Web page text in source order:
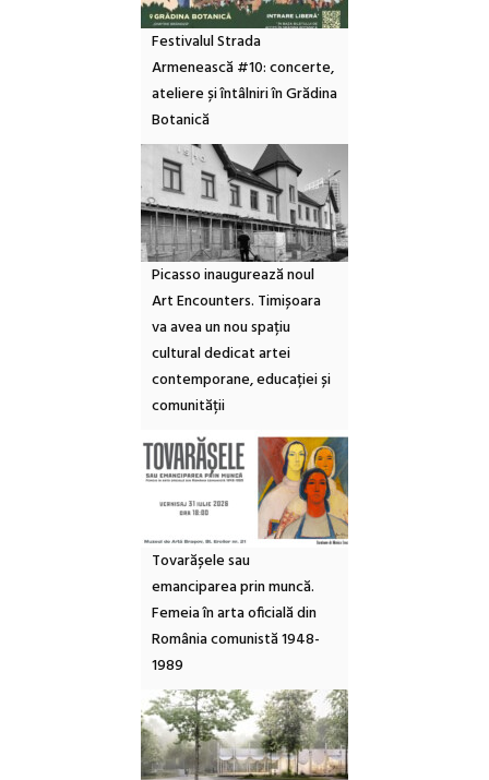
Festivalul Strada
Armenească #10: concerte,
ateliere și întâlniri în Grădina
Botanică
Picasso inaugurează noul
Art Encounters. Timișoara
va avea un nou spațiu
cultural dedicat artei
contemporane, educației și
comunității
Tovarășele sau
emanciparea prin muncă.
Femeia în arta oficială din
România comunistă 1948-
1989